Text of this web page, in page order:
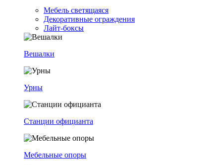
Мебель светящаяся
Декоративные ограждения
Лайт-боксы
Вешалки
Урны
Станции официанта
Мебельные опоры